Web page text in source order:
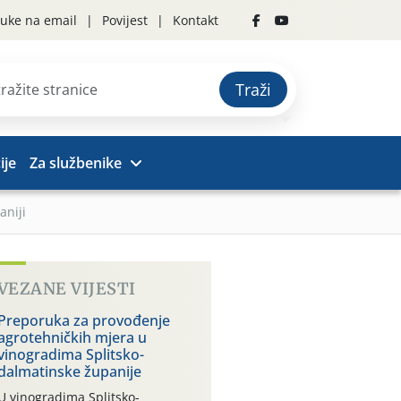
na email Povijest Kontakt
Traži
Za službenike
VIJESTI
za provođenje
mjera u
Splitsko-
županije
vinogradima Splitsko-